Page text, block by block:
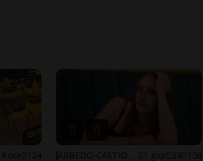
4 ore 124 1 gior 24 158